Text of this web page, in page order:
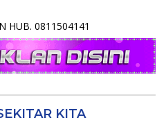
IKLAN HUB. 0811504141
KITA